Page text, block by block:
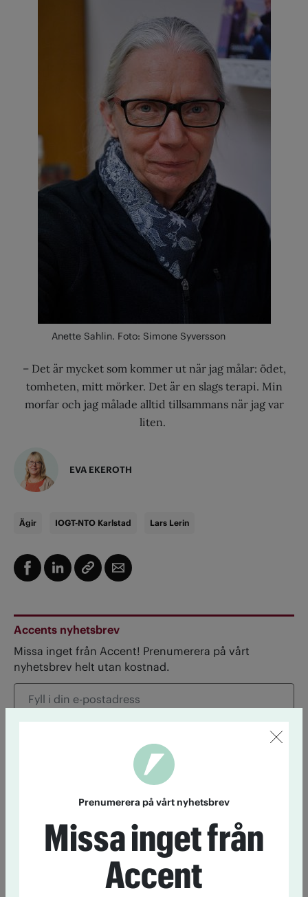
Anette Sahlin. Foto: Simone Syversson
– Det är mycket som kommer ut när jag målar: ödet,
tomheten, mitt mörker. Det är en slags terapi. Min
morfar och jag målade alltid tillsammans när jag var
liten.
EVA EKEROTH
Ägir IOGT-NTO Karlstad Lars Lerin
Accents nyhetsbrev
Missa inget från Accent! Prenumerera på vårt
nyhetsbrev helt utan kostnad.
Genom att anmäla dig godkänner du Tidningen Accents
Prenumerera på vårt nyhetsbrev
Missa inget från
Accent